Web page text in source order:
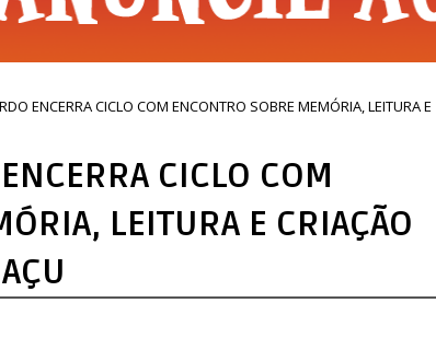
ENCERRA CICLO COM ENCONTRO SOBRE MEMÓRIA, LEITURA E
CICLO COM
LEITURA E CRIAÇÃO